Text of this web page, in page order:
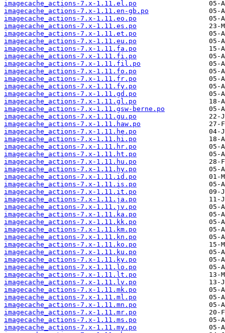
imagecache_actions-7.x-1.11.el.po
imagecache_actions-7.x-1.11.en-gb.po
imagecache_actions-7.x-1.11.eo.po
imagecache_actions-7.x-1.11.es.po
imagecache_actions-7.x-1.11.et.po
imagecache_actions-7.x-1.11.eu.po
imagecache_actions-7.x-1.11.fa.po
imagecache_actions-7.x-1.11.fi.po
imagecache_actions-7.x-1.11.fil.po
imagecache_actions-7.x-1.11.fo.po
imagecache_actions-7.x-1.11.fr.po
imagecache_actions-7.x-1.11.fy.po
imagecache_actions-7.x-1.11.gd.po
imagecache_actions-7.x-1.11.gl.po
imagecache_actions-7.x-1.11.gsw-berne.po
imagecache_actions-7.x-1.11.gu.po
imagecache_actions-7.x-1.11.haw.po
imagecache_actions-7.x-1.11.he.po
imagecache_actions-7.x-1.11.hi.po
imagecache_actions-7.x-1.11.hr.po
imagecache_actions-7.x-1.11.ht.po
imagecache_actions-7.x-1.11.hu.po
imagecache_actions-7.x-1.11.hy.po
imagecache_actions-7.x-1.11.id.po
imagecache_actions-7.x-1.11.is.po
imagecache_actions-7.x-1.11.it.po
imagecache_actions-7.x-1.11.ja.po
imagecache_actions-7.x-1.11.jv.po
imagecache_actions-7.x-1.11.ka.po
imagecache_actions-7.x-1.11.kk.po
imagecache_actions-7.x-1.11.km.po
imagecache_actions-7.x-1.11.kn.po
imagecache_actions-7.x-1.11.ko.po
imagecache_actions-7.x-1.11.ku.po
imagecache_actions-7.x-1.11.ky.po
imagecache_actions-7.x-1.11.lo.po
imagecache_actions-7.x-1.11.lt.po
imagecache_actions-7.x-1.11.lv.po
imagecache_actions-7.x-1.11.mk.po
imagecache_actions-7.x-1.11.ml.po
imagecache_actions-7.x-1.11.mn.po
imagecache_actions-7.x-1.11.mr.po
imagecache_actions-7.x-1.11.ms.po
imagecache_actions-7.x-1.11.my.po